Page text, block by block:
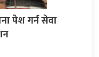
पेश गर्न सेवा